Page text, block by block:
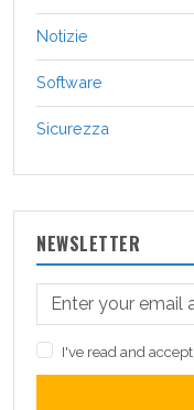
Notizie
Software
Sicurezza
NEWSLETTER
I've read and accept